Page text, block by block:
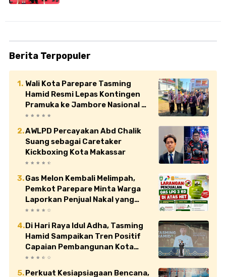
Berita Terpopuler
Wali Kota Parepare Tasming
Hamid Resmi Lepas Kontingen
Pramuka ke Jambore Nasional XII
di Cibubur
AWLPD Percayakan Abd Chalik
Suang sebagai Caretaker
Kickboxing Kota Makassar
Gas Melon Kembali Melimpah,
Pemkot Parepare Minta Warga
Laporkan Penjual Nakal yang
Jual di Atas HET
Di Hari Raya Idul Adha, Tasming
Hamid Sampaikan Tren Positif
Capaian Pembangunan Kota
Parepare
Perkuat Kesiapsiagaan Bencana,